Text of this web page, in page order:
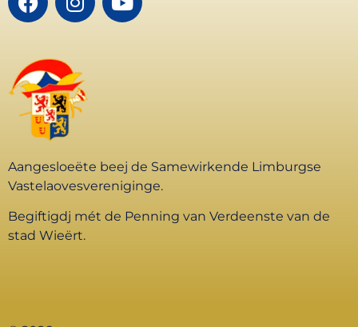
Aangesloeëte beej de Samewirkende Limburgse
Vastelaovesvereniginge.
Begiftigdj mét de Penning van Verdeenste van de
stad Wieërt.